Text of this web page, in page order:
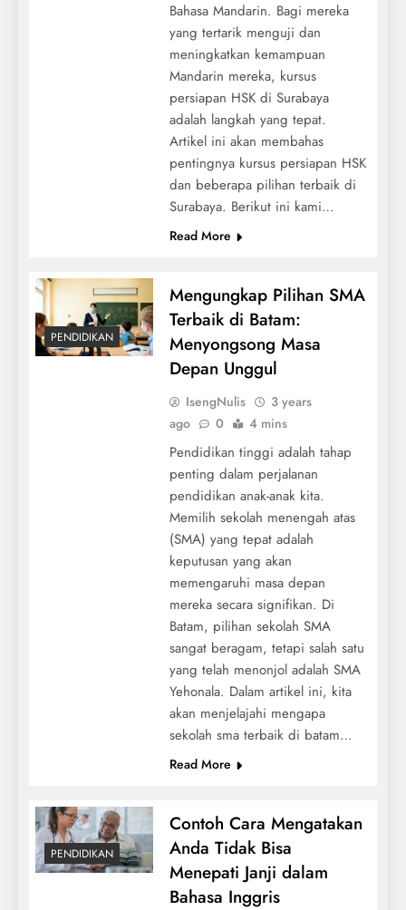
Bahasa Mandarin. Bagi mereka
yang tertarik menguji dan
meningkatkan kemampuan
Mandarin mereka, kursus
persiapan HSK di Surabaya
adalah langkah yang tepat.
Artikel ini akan membahas
pentingnya kursus persiapan HSK
dan beberapa pilihan terbaik di
Surabaya. Berikut ini kami…
Read More
PENDIDIKAN
Mengungkap Pilihan SMA
Terbaik di Batam:
Menyongsong Masa
Depan Unggul
IsengNulis
3 years
ago
0 4 mins
Pendidikan tinggi adalah tahap
penting dalam perjalanan
pendidikan anak-anak kita.
Memilih sekolah menengah atas
(SMA) yang tepat adalah
keputusan yang akan
memengaruhi masa depan
mereka secara signifikan. Di
Batam, pilihan sekolah SMA
sangat beragam, tetapi salah satu
yang telah menonjol adalah SMA
Yehonala. Dalam artikel ini, kita
akan menjelajahi mengapa
sekolah sma terbaik di batam…
Read More
PENDIDIKAN
Contoh Cara Mengatakan
Anda Tidak Bisa
Menepati Janji dalam
Bahasa Inggris